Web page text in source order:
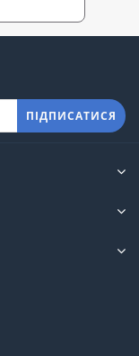
ПІДПИСАТИСЯ